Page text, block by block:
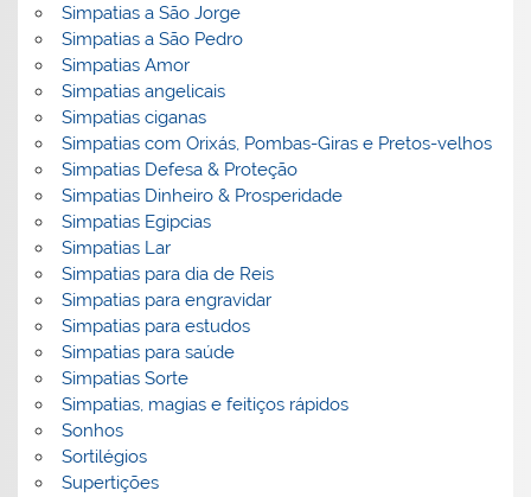
Simpatias a São Jorge
Simpatias a São Pedro
Simpatias Amor
Simpatias angelicais
Simpatias ciganas
Simpatias com Orixás, Pombas-Giras e Pretos-velhos
Simpatias Defesa & Proteção
Simpatias Dinheiro & Prosperidade
Simpatias Egipcias
Simpatias Lar
Simpatias para dia de Reis
Simpatias para engravidar
Simpatias para estudos
Simpatias para saúde
Simpatias Sorte
Simpatias, magias e feitiços rápidos
Sonhos
Sortilégios
Supertições